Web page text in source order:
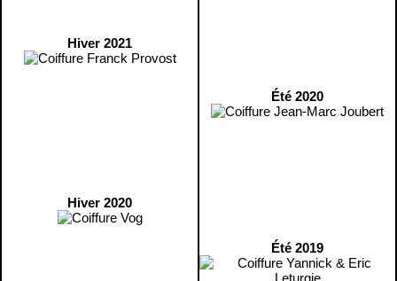
Hiver 2021
Hiver 2020
Été 2020
Été 2019